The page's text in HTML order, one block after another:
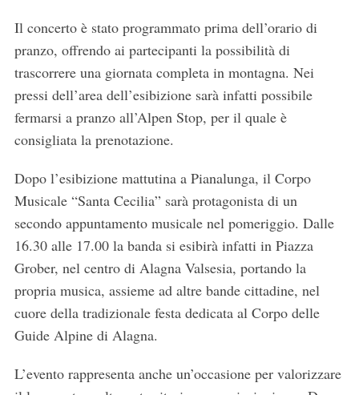
Il concerto è stato programmato prima dell’orario di
pranzo, offrendo ai partecipanti la possibilità di
trascorrere una giornata completa in montagna. Nei
pressi dell’area dell’esibizione sarà infatti possibile
fermarsi a pranzo all’Alpen Stop, per il quale è
consigliata la prenotazione.
Dopo l’esibizione mattutina a Pianalunga, il Corpo
Musicale “Santa Cecilia” sarà protagonista di un
secondo appuntamento musicale nel pomeriggio. Dalle
16.30 alle 17.00 la banda si esibirà infatti in Piazza
Grober, nel centro di Alagna Valsesia, portando la
propria musica, assieme ad altre bande cittadine, nel
cuore della tradizionale festa dedicata al Corpo delle
Guide Alpine di Alagna.
L’evento rappresenta anche un’occasione per valorizzare